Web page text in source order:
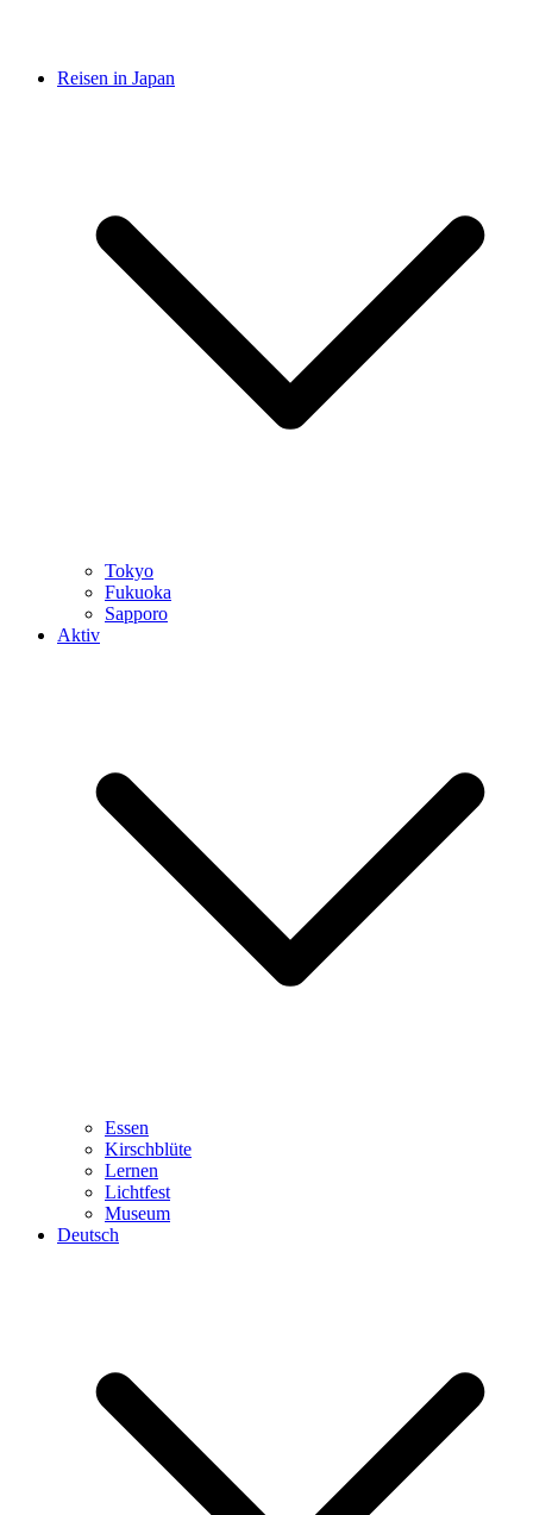
Reisen in Japan
Tokyo
Fukuoka
Sapporo
Aktiv
Essen
Kirschblüte
Lernen
Lichtfest
Museum
Deutsch